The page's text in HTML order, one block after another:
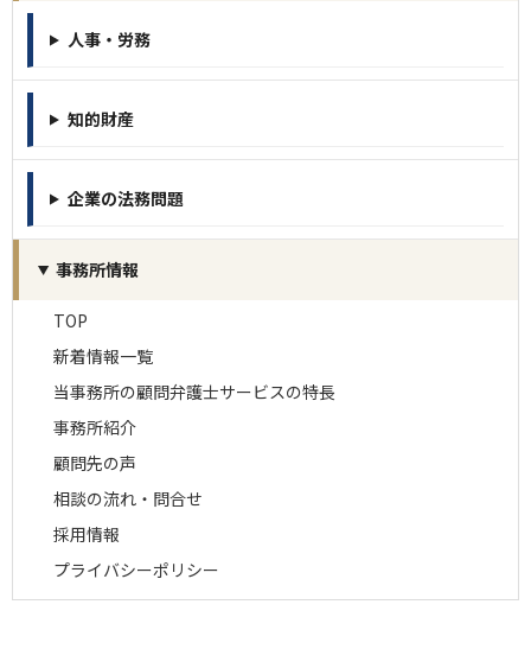
人事・労務
知的財産
企業の法務問題
事務所情報
TOP
新着情報一覧
当事務所の顧問弁護士サービスの特長
事務所紹介
顧問先の声
相談の流れ・問合せ
採用情報
プライバシーポリシー